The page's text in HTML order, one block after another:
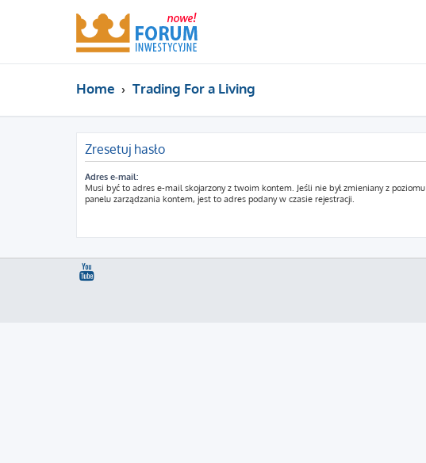
Home Trading For a Living
Zresetuj hasło
Adres e-mail:
Musi być to adres e-mail skojarzony z twoim kontem. Jeśli nie był zmieniany z poziomu
panelu zarządzania kontem, jest to adres podany w czasie rejestracji.